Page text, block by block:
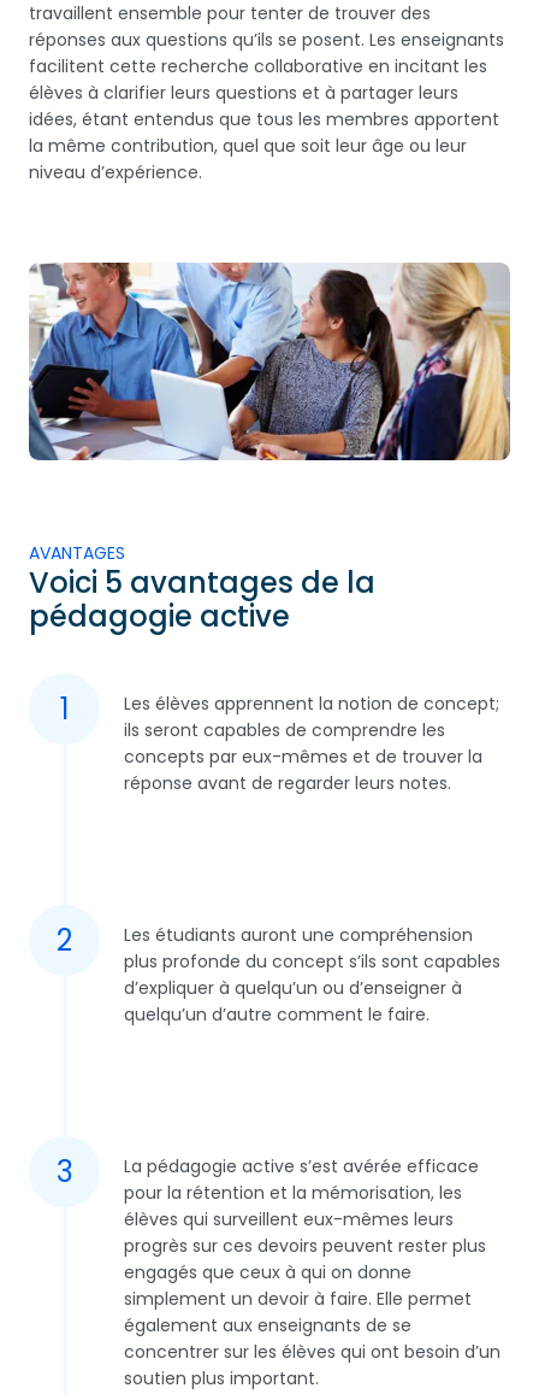
travaillent ensemble pour tenter de trouver des
réponses aux questions qu’ils se posent. Les enseignants
facilitent cette recherche collaborative en incitant les
élèves à clarifier leurs questions et à partager leurs
idées, étant entendus que tous les membres apportent
la même contribution, quel que soit leur âge ou leur
niveau d’expérience.
AVANTAGES
Voici 5 avantages de la
pédagogie active
1
Les élèves apprennent la notion de concept;
ils seront capables de comprendre les
concepts par eux-mêmes et de trouver la
réponse avant de regarder leurs notes.
2
Les étudiants auront une compréhension
plus profonde du concept s’ils sont capables
d’expliquer à quelqu’un ou d’enseigner à
quelqu’un d’autre comment le faire.
3
La pédagogie active s’est avérée efficace
pour la rétention et la mémorisation, les
élèves qui surveillent eux-mêmes leurs
progrès sur ces devoirs peuvent rester plus
engagés que ceux à qui on donne
simplement un devoir à faire. Elle permet
également aux enseignants de se
concentrer sur les élèves qui ont besoin d’un
soutien plus important.